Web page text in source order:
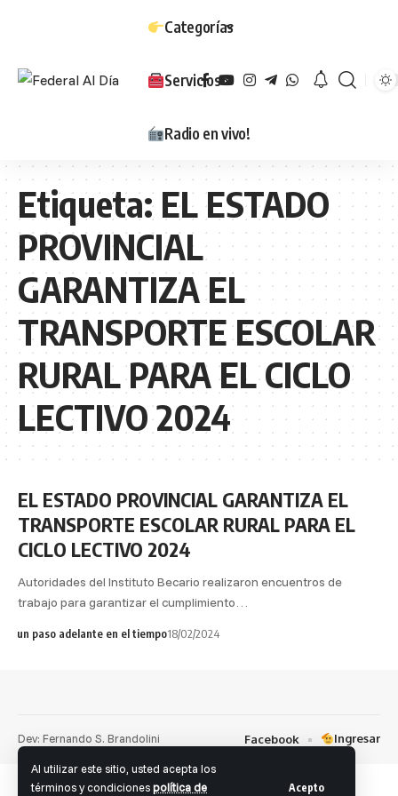
Al utilizar este sitio, usted acepta los
términos y condicionespolítica de Acepto
Categorías
Servicios
Radio en vivo!
Etiqueta: EL ESTADO
PROVINCIAL
GARANTIZA EL
TRANSPORTE ESCOLAR
RURAL PARA EL CICLO
LECTIVO 2024
EL ESTADO PROVINCIAL GARANTIZA EL
TRANSPORTE ESCOLAR RURAL PARA EL
CICLO LECTIVO 2024
Autoridades del Instituto Becario realizaron encuentros de
trabajo para garantizar el cumplimiento…
un paso adelante en el tiempo18/02/2024
Dev: Fernando S. Brandolini Facebook Ingresar